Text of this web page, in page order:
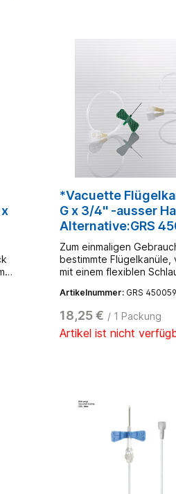
*Vacuette
G x 3/4'' -ausser
Alternative:GRS
Zum einmaligen
bestimmte Flügelkanüle,
mit einem flexiblen
Anschluss befindet.
Artikelnummer: GRS 450059
18,25 € / 1 Packung
Artikel ist nicht